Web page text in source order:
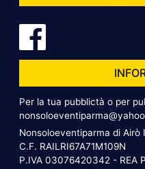
Per la tua pubblictà o per
Nonsoloeventiparma di Airò
C.F. RAILRI67A71M109N
P.IVA 03076420342 - REA